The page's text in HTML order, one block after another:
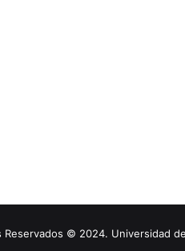
Reservados © 2024. Universidad